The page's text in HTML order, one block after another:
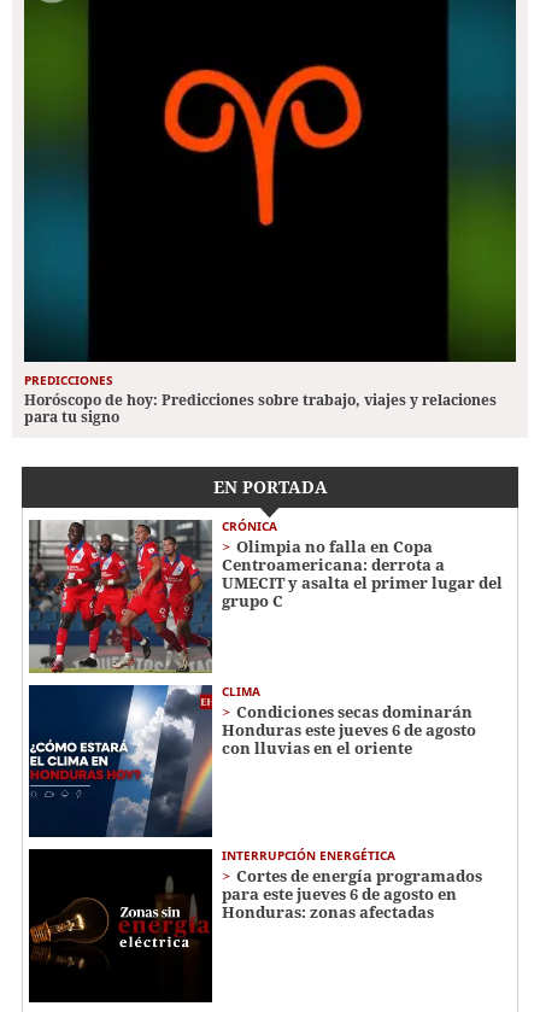
PREDICCIONES
Horóscopo de hoy: Predicciones sobre trabajo, viajes y relaciones
para tu signo
EN PORTADA
CRÓNICA
Olimpia no falla en Copa
Centroamericana: derrota a
UMECIT y asalta el primer lugar del
grupo C
CLIMA
Condiciones secas dominarán
Honduras este jueves 6 de agosto
con lluvias en el oriente
INTERRUPCIÓN ENERGÉTICA
Cortes de energía programados
para este jueves 6 de agosto en
Honduras: zonas afectadas